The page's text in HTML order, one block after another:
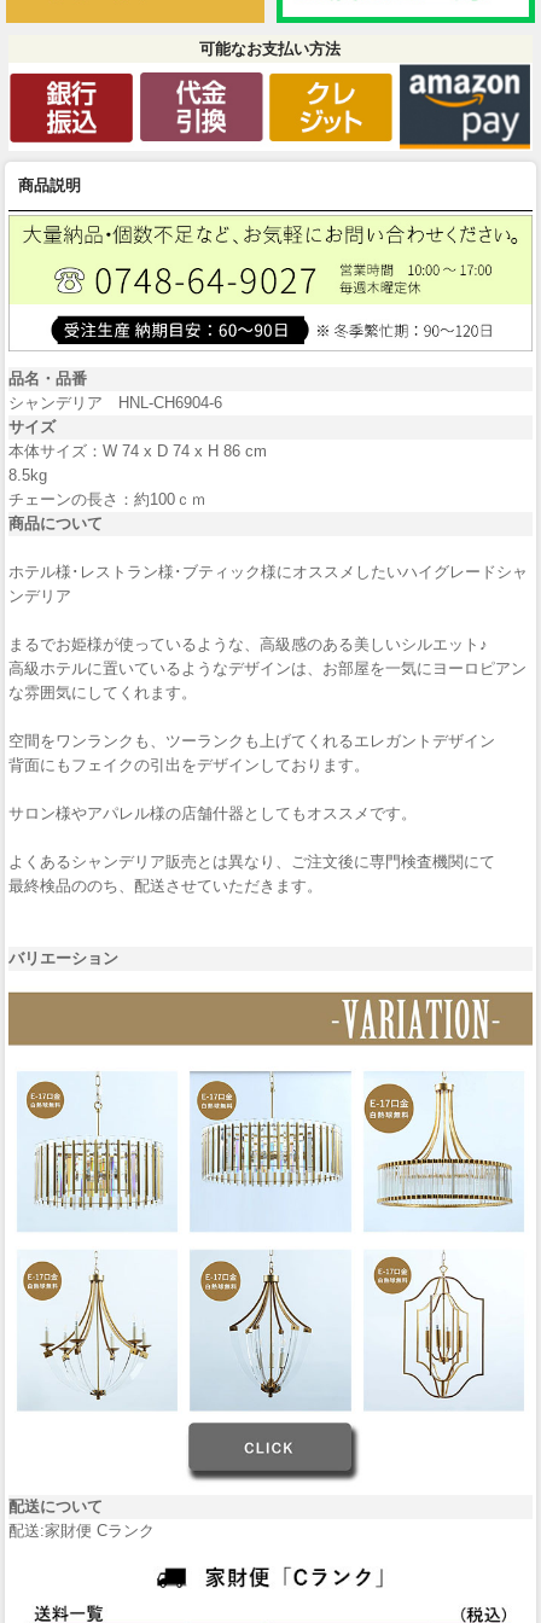
可能なお支払い方法
商品説明
品名・品番
シャンデリア HNL-CH6904-6
サイズ
本体サイズ：W 74 x D 74 x H 86 cm
8.5kg
チェーンの長さ：約100ｃｍ
商品について
ホテル様･レストラン様･ブティック様にオススメしたいハイグレードシャ
ンデリア
まるでお姫様が使っているような、高級感のある美しいシルエット♪
高級ホテルに置いているようなデザインは、お部屋を一気にヨーロピアン
な雰囲気にしてくれます。
空間をワンランクも、ツーランクも上げてくれるエレガントデザイン
背面にもフェイクの引出をデザインしております。
サロン様やアパレル様の店舗什器としてもオススメです。
よくあるシャンデリア販売とは異なり、ご注文後に専門検査機関にて
最終検品ののち、配送させていただきます。
バリエーション
配送について
配送:家財便 Cランク